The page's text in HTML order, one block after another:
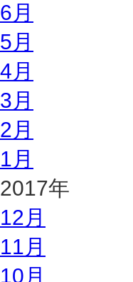
6月
5月
4月
3月
2月
1月
2017年
12月
11月
10月